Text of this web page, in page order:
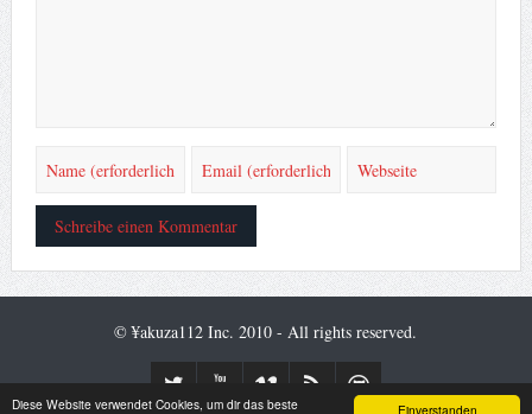
Einverstanden
Diese Website verwendet Cookies, um dir das beste
© ¥akuza112 Inc. 2010 - All rights reserved.